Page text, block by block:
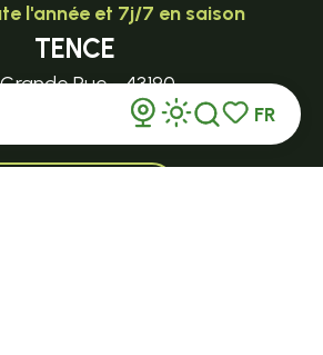
Voir les
Recherche
FR
l'année et 7j/7 en saison
TENCE
Rue - 43190
hautlignon.com